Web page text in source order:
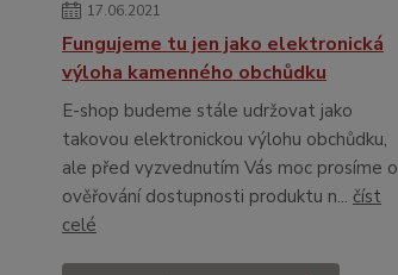
17.06.2021
Fungujeme tu jen jako elektronická
výloha kamenného obchůdku
E-shop budeme stále udržovat jako
takovou elektronickou výlohu obchůdku,
ale před vyzvednutím Vás moc prosíme o
ověřování dostupnosti produktu n... číst
celé